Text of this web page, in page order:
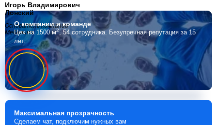
Игорь Владимирович
Лонский
Основатель компании
Мебелино
О компаниии команде
Цех на 1500 м2, 54 сотрудника. Безупречная репутация за 15
лет.
Максимальная прозрачность
Сделаем чат, подключим нужных вам